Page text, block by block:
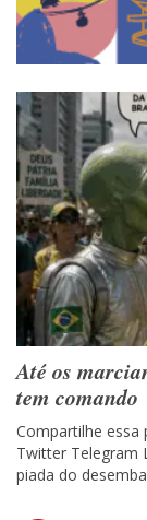
Até os
tem comando
Compartilhe essa
Twitter Telegram
piada do